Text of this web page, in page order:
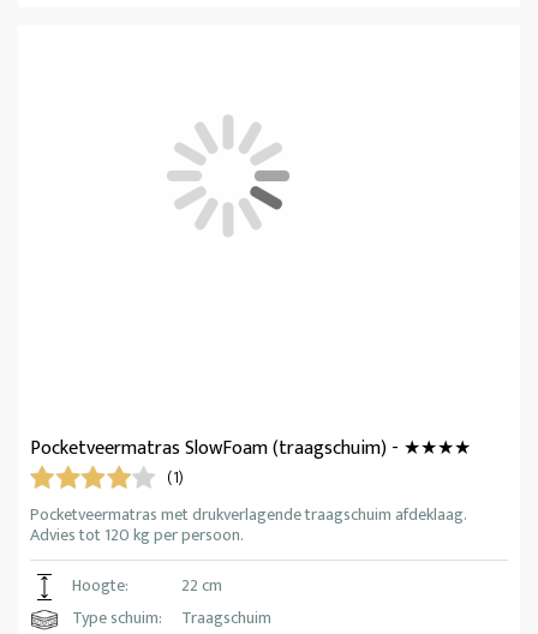
Pocketveermatras SlowFoam (traagschuim) - ★★★★
(1)
Pocketveermatras met drukverlagende traagschuim afdeklaag.
Advies tot 120 kg per persoon.
Hoogte:
22 cm
Type schuim:
Traagschuim